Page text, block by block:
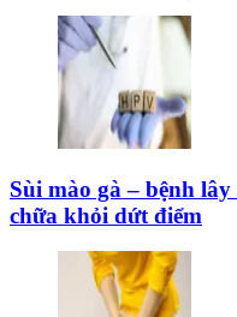
Sùi mào gà – bệnh
chữa khỏi dứt điểm